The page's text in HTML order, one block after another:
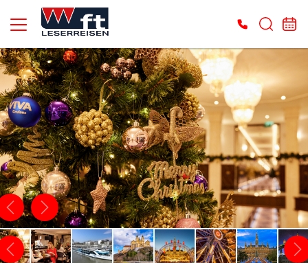
8 Tage
Mo. 21.12. - Mo. 28.12.2026
2-Bett-Kab. Außen Smaragd-Deck
Belegung: 2 Personen
inkl. AI
ab1.649 €
ZUR BUCHUNG
8 Tage
Mo. 21.12. - Mo. 28.12.2026